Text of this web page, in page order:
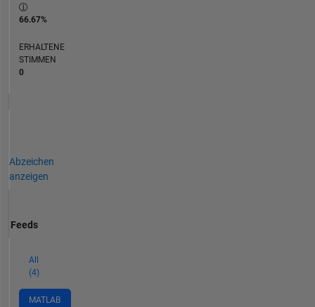
66.67%
ERHALTENE
STIMMEN
0
Abzeichen
anzeigen
Feeds
All
(4)
MATLAB